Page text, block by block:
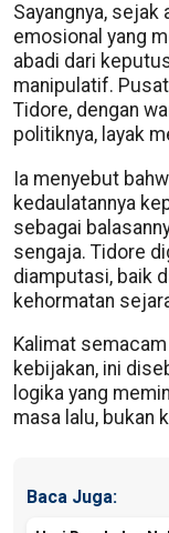
Sayangnya,
emosional yang
abadi dari
manipulatif.
Tidore, dengan
politiknya, layak
Ia menyebut
kedaulatannya
sebagai
sengaja. Tidore
diamputasi, baik
kehormatan
Kalimat
kebijakan, ini
logika yang
masa lalu, bukan
Baca Juga: